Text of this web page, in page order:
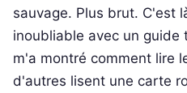
sauvage. Plus brut. C'est
inoubliable avec un guide
m'a montré comment lire
d'autres lisent une carte